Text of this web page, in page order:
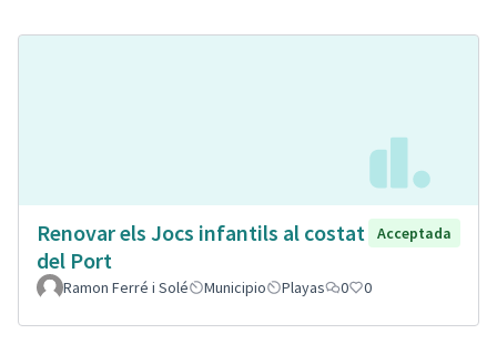
Renovar els Jocs infantils al costat
del Port
Acceptada
Ramon Ferré i Solé Municipio Playas 0 0